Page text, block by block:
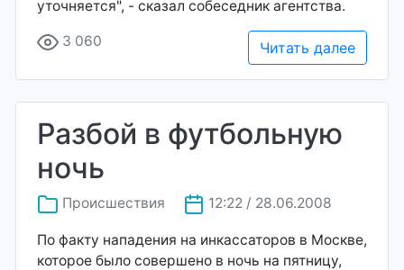
уточняется", - сказал собеседник агентства.
3 060 Читать далее
Разбой в футбольную
ночь
Происшествия 12:22 / 28.06.2008
По факту нападения на инкассаторов в Москве,
которое было совершено в ночь на пятницу,